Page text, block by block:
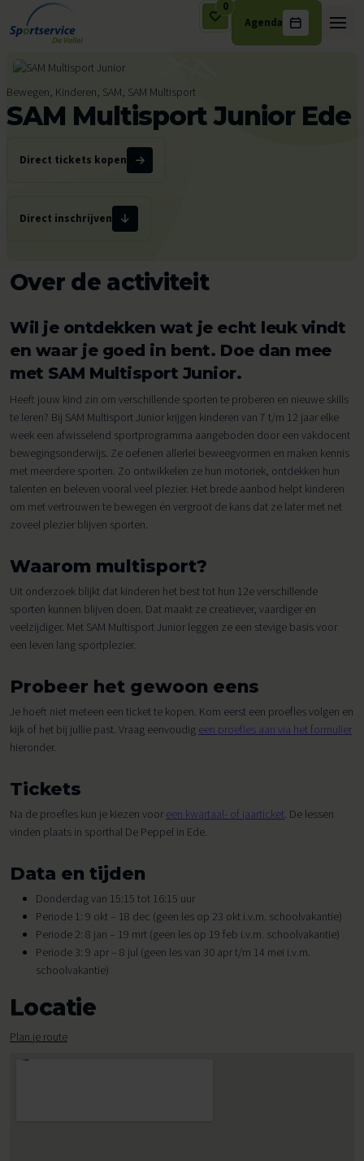
Ga naar de inhoud
0
Agenda
Bewegen, Kinderen, SAM, SAM Multisport
SAM Multisport Junior Ede
Direct tickets kopen
Direct inschrijven
Over de activiteit
Wil je ontdekken wat je echt leuk vindt
en waar je goed in bent. Doe dan mee
met SAM Multisport Junior.
Heeft jouw kind zin om verschillende sporten te proberen en nieuwe skills
te leren? Bij SAM Multisport Junior krijgen kinderen van 7 t/m 12 jaar elke
week een afwisselend sportprogramma aangeboden door een vakdocent
bewegingsonderwijs. Ze oefenen allerlei beweegvormen en maken kennis
met meerdere sporten. Zo ontwikkelen ze hun motoriek, ontdekken hun
talenten en beleven vooral veel plezier. Het brede aanbod helpt kinderen
om met vertrouwen te bewegen én vergroot de kans dat ze later met net
zoveel plezier blijven sporten.
Waarom multisport?
Uit onderzoek blijkt dat kinderen het best tot hun 12e verschillende
sporten kunnen blijven doen. Dat maakt ze creatiever, vaardiger en
veelzijdiger. Met SAM Multisport Junior leggen ze een stevige basis voor
een leven lang sportplezier.
Probeer het gewoon eens
Je hoeft niet meteen een ticket te kopen. Kom eerst een proefles volgen en
kijk of het bij jullie past. Vraag eenvoudig een proefles aan via het formulier
hieronder.
Tickets
Na de proefles kun je kiezen voor een kwartaal- of jaarticket. De lessen
vinden plaats in sporthal De Peppel in Ede.
Data en tijden
Donderdag van 15:15 tot 16:15 uur
Periode 1: 9 okt – 18 dec (geen les op 23 okt i.v.m. schoolvakantie)
Periode 2: 8 jan – 19 mrt (geen les op 19 feb i.v.m. schoolvakantie)
Periode 3: 9 apr – 8 jul (geen les van 30 apr t/m 14 mei i.v.m.
schoolvakantie)
Locatie
Plan je route